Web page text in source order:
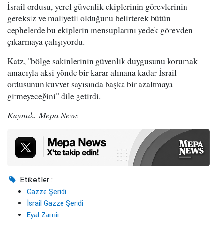
İsrail ordusu, yerel güvenlik ekiplerinin görevlerinin
gereksiz ve maliyetli olduğunu belirterek bütün
cephelerde bu ekiplerin mensuplarını yedek görevden
çıkarmaya çalışıyordu.
Katz, "bölge sakinlerinin güvenlik duygusunu korumak
amacıyla aksi yönde bir karar alınana kadar İsrail
ordusunun kuvvet sayısında başka bir azaltmaya
gitmeyeceğini" dile getirdi.
Kaynak: Mepa News
Etiketler :
Gazze Şeridi
İsrail Gazze Şeridi
Eyal Zamir